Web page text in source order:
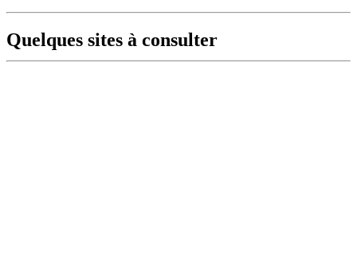
Quelques sites à consulter